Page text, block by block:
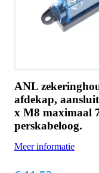
ANL
afdekap,
x M8 maximaal
perskabeloog.
Meer informatie